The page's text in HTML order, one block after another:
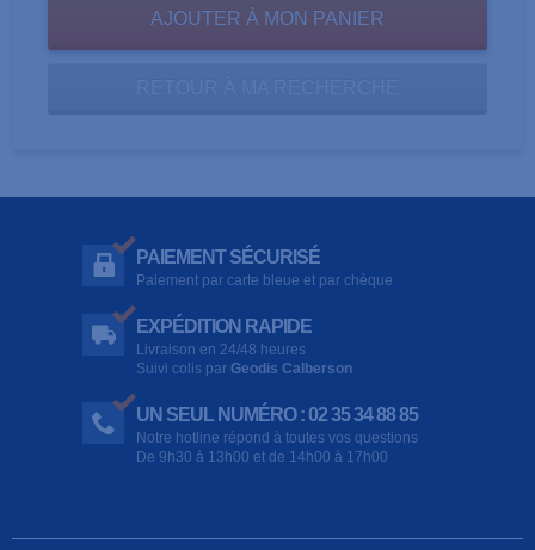
PAIEMENT SÉCURISÉ
Paiement par carte bleue et par chèque
EXPÉDITION RAPIDE
Livraison en 24/48 heures
Suivi colis par Geodis Calberson
UN SEUL NUMÉRO : 02 35 34 88 85
Notre hotline répond à toutes vos questions
De 9h30 à 13h00 et de 14h00 à 17h00